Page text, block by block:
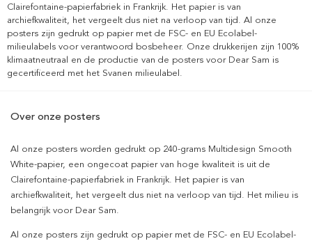
Clairefontaine-papierfabriek in Frankrijk. Het papier is van
archiefkwaliteit, het vergeelt dus niet na verloop van tijd. Al onze
posters zijn gedrukt op papier met de FSC- en EU Ecolabel-
milieulabels voor verantwoord bosbeheer. Onze drukkerijen zijn 100%
klimaatneutraal en de productie van de posters voor Dear Sam is
gecertificeerd met het Svanen milieulabel.
Over onze posters
Al onze posters worden gedrukt op 240-grams Multidesign Smooth
White-papier, een ongecoat papier van hoge kwaliteit is uit de
Clairefontaine-papierfabriek in Frankrijk. Het papier is van
archiefkwaliteit, het vergeelt dus niet na verloop van tijd. Het milieu is
belangrijk voor Dear Sam.
Al onze posters zijn gedrukt op papier met de FSC- en EU Ecolabel-